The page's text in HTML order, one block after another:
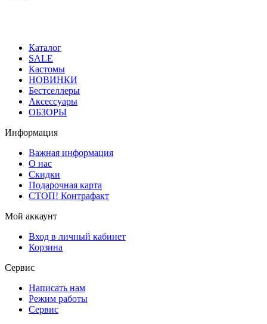
Каталог
SALE
Кастомы
НОВИНКИ
Бестселлеры
Аксессуары
ОБЗОРЫ
Информация
Важная информация
О нас
Скидки
Подарочная карта
СТОП! Контрафакт
Мой аккаунт
Вход в личный кабинет
Корзина
Сервис
Написать нам
Режим работы
Сервис